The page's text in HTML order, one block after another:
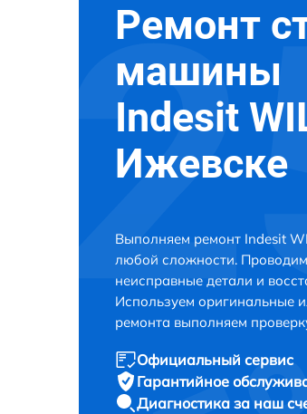
Ремонт
машины
Indesit
Ижевске
Выполняем ремонт Indesit
любой сложности.
неисправные детали и
Используем оригинальные
ремонта выполняем
Официальный сервис
Гарантийное
Диагностика за наш